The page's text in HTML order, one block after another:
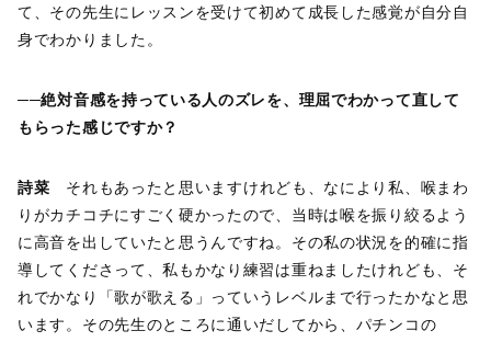
て、その先生にレッスンを受けて初めて成長した感覚が自分自
身でわかりました。
──絶対音感を持っている人のズレを、理屈でわかって直して
もらった感じですか？
詩菜 それもあったと思いますけれども、なにより私、喉まわ
りがカチコチにすごく硬かったので、当時は喉を振り絞るよう
に高音を出していたと思うんですね。その私の状況を的確に指
導してくださって、私もかなり練習は重ねましたけれども、そ
れでかなり「歌が歌える」っていうレベルまで行ったかなと思
います。その先生のところに通いだしてから、パチンコの